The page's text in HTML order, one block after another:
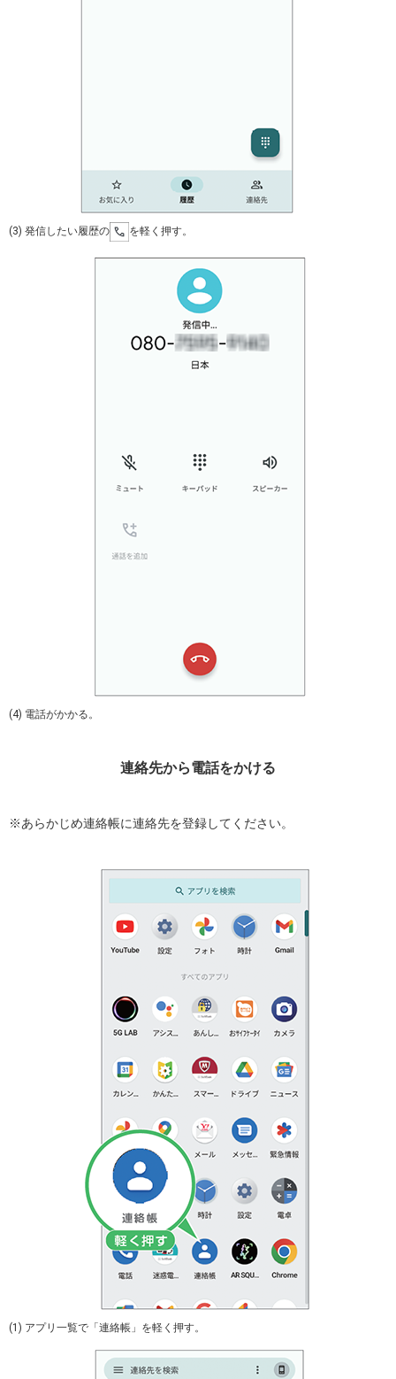
(3) 発信したい履歴の を軽く押す。
(4) 電話がかかる。
連絡先から電話をかける
※あらかじめ連絡帳に連絡先を登録してください。
(1) アプリ一覧で「連絡帳」を軽く押す。